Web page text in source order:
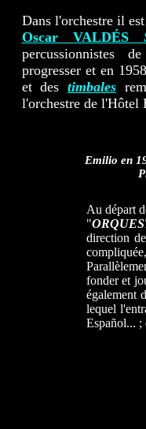
Dans l'orchestre il
Oscar VALDÉS
percussionnistes
progresser et en
et des timbales
l'orchestre de l'Hôtel
Emilio en
Au départ
"
direction
fonder et
également
lequel
Español... ;